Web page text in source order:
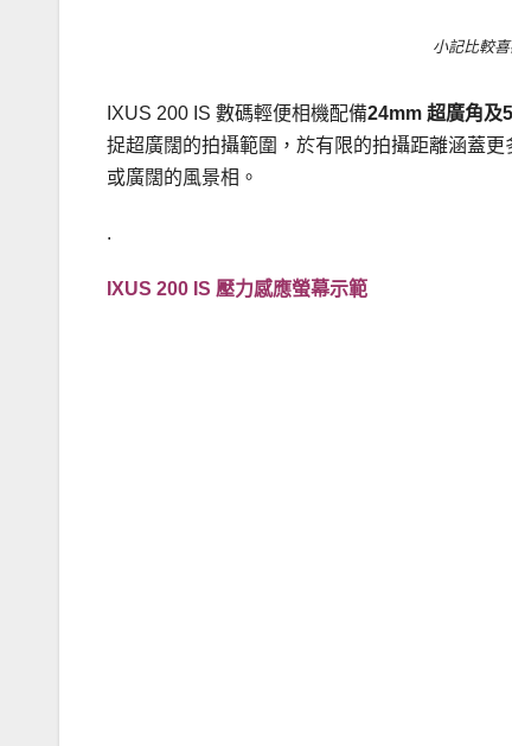
小記比較
IXUS 200 IS 數碼輕便相機配備24mm 超廣角及
捉超廣闊的拍攝範圍，於有限的拍攝距離涵蓋
或廣闊的風景相。
.
IXUS 200 IS 壓力感應螢幕示範